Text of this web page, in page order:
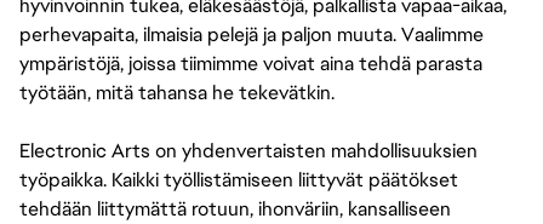
hyvinvoinnin tukea, eläkesäästöjä, palkallista vapaa-aikaa,
perhevapaita, ilmaisia pelejä ja paljon muuta. Vaalimme
ympäristöjä, joissa tiimimme voivat aina tehdä parasta
työtään, mitä tahansa he tekevätkin.
Electronic Arts on yhdenvertaisten mahdollisuuksien
työpaikka. Kaikki työllistämiseen liittyvät päätökset
tehdään liittymättä rotuun, ihonväriin, kansalliseen